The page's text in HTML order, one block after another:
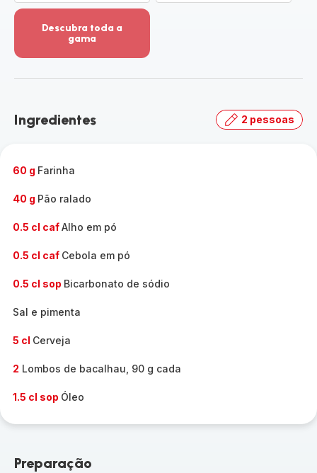
Descubra toda a
gama
detalhes
toda
Ingredientes 2 pessoas
60 g Farinha
40 g Pão ralado
0.5 cl cafAlho em pó
0.5 cl caf Cebola em pó
0.5 cl sop Bicarbonato de sódio
Sal e pimenta
5 cl Cerveja
2 Lombos de bacalhau, 90 g cada
1.5 cl sop Óleo
Preparação